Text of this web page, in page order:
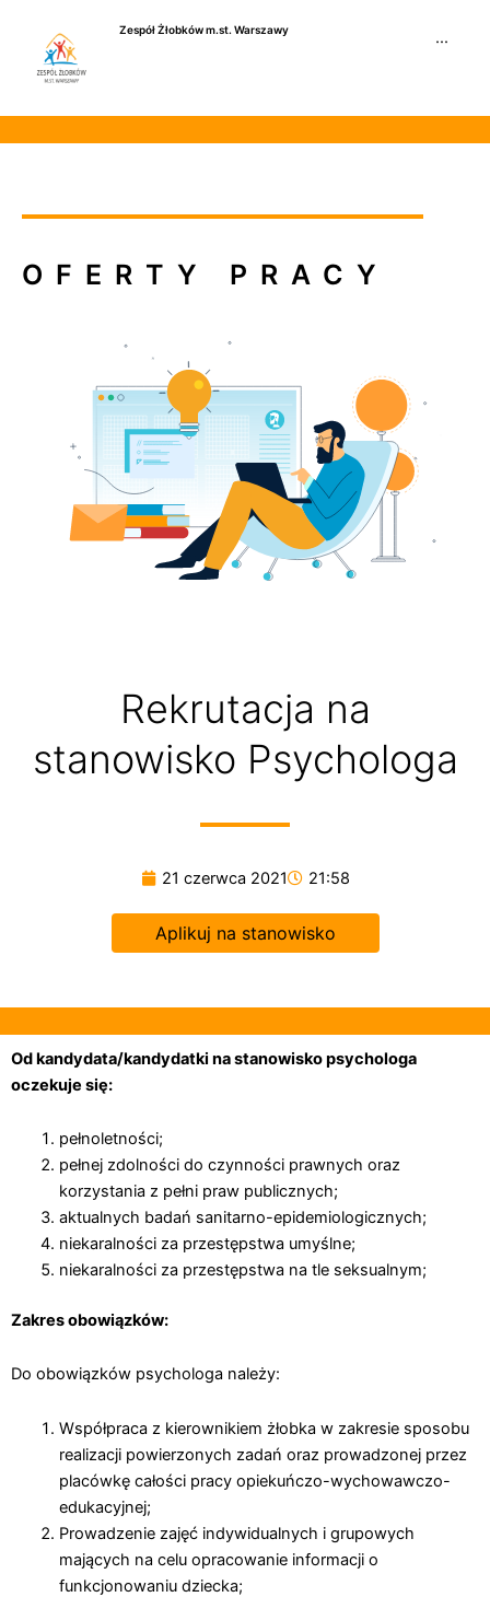
Zespół Żłobków m.st. Warszawy
···
OFERTY PRACY
Rekrutacja na
stanowisko Psychologa
21 czerwca 2021 21:58
Aplikuj na stanowisko
Od kandydata/kandydatki na stanowisko psychologa
oczekuje się:
pełnoletności;
pełnej zdolności do czynności prawnych oraz
korzystania z pełni praw publicznych;
aktualnych badań sanitarno-epidemiologicznych;
niekaralności za przestępstwa umyślne;
niekaralności za przestępstwa na tle seksualnym;
Zakres obowiązków:
Do obowiązków psychologa należy:
Współpraca z kierownikiem żłobka w zakresie sposobu
realizacji powierzonych zadań oraz prowadzonej przez
placówkę całości pracy opiekuńczo-wychowawczo-
edukacyjnej;
Prowadzenie zajęć indywidualnych i grupowych
mających na celu opracowanie informacji o
funkcjonowaniu dziecka;